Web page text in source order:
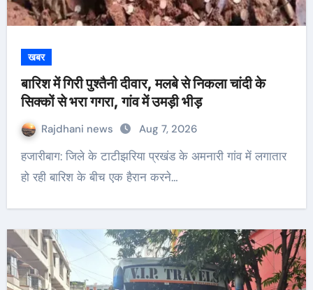
खबर
बारिश में गिरी पुश्तैनी दीवार, मलबे से निकला चांदी के
सिक्कों से भरा गगरा, गांव में उमड़ी भीड़
Rajdhani news Aug 7, 2026
हजारीबाग: जिले के टाटीझरिया प्रखंड के अमनारी गांव में लगातार
हो रही बारिश के बीच एक हैरान करने…